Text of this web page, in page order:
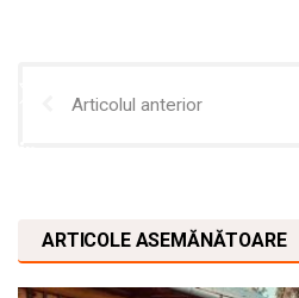
Articolul anterior
ARTICOLE ASEMĂNĂTOARE